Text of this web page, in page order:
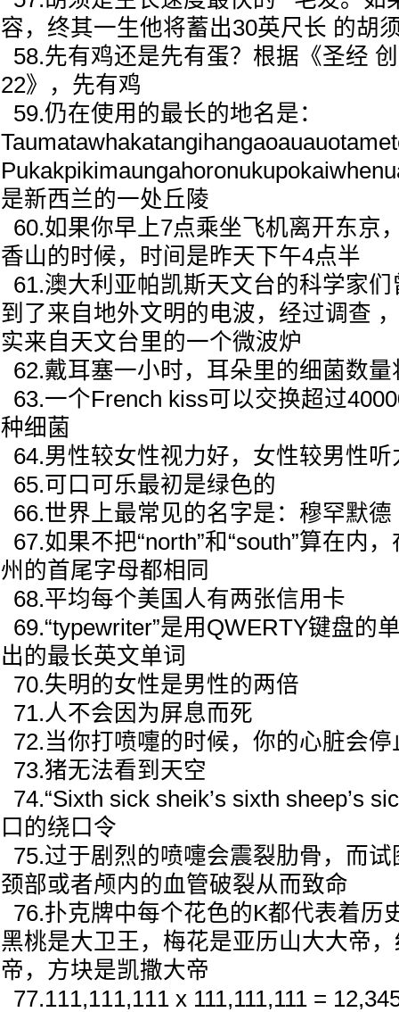
容，终其一生他将蓄出30英尺长 的胡
58.先有鸡还是先有蛋？根据《圣经
22》，先有鸡
59.仍在使用的最长的地名是：
是新西兰的一处丘陵
60.如果你早上7点乘坐飞机离开东京
香山的时候，时间是昨天下午4点半
61.澳大利亚帕凯斯天文台的科学家
到了来自地外文明的电波，经过调查
实来自天文台里的一个微波炉
62.戴耳塞一小时，耳朵里的细菌数
63.一个French kiss可以交换超过
种细菌
64.男性较女性视力好，女性较男性听
65.可口可乐最初是绿色的
66.世界上最常见的名字是：穆罕默德
67.如果不把“north”和“south”算在内
州的首尾字母都相同
68.平均每个美国人有两张信用卡
69.“typewriter”是用QWERTY键盘的
出的最长英文单词
70.失明的女性是男性的两倍
71.人不会因为屏息而死
72.当你打喷嚏的时候，你的心脏会
73.猪无法看到天空
74.“Sixth sick sheik’s sixth sheep’s
口的绕口令
75.过于剧烈的喷嚏会震裂肋骨，而
颈部或者颅内的血管破裂从而致命
76.扑克牌中每个花色的K都代表着历
黑桃是大卫王，梅花是亚历山大大帝
帝，方块是凯撒大帝
77.111,111,111 x 111,111,111 =